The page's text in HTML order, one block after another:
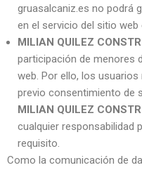
gruasalcaniz.es no podrá
en el servicio del sitio
MILIAN QUILEZ
participación de menores
web. Por ello, los
previo consentimiento de
MILIAN QUILEZ
cualquier responsabilidad
requisito.
Como la comunicación de